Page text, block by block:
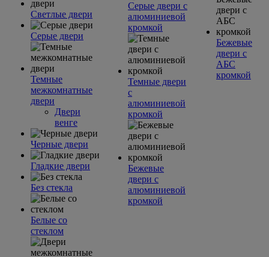
Светлые двери
Серые двери
Темные
межкомнатные
двери
Двери
венге
Черные двери
Гладкие двери
Без стекла
Белые со
стеклом
Серые двери с
алюминиевой
кромкой
Темные двери
с
алюминиевой
кромкой
Бежевые
двери с
алюминиевой
кромкой
Бежевые
двери с
АБС
кромкой